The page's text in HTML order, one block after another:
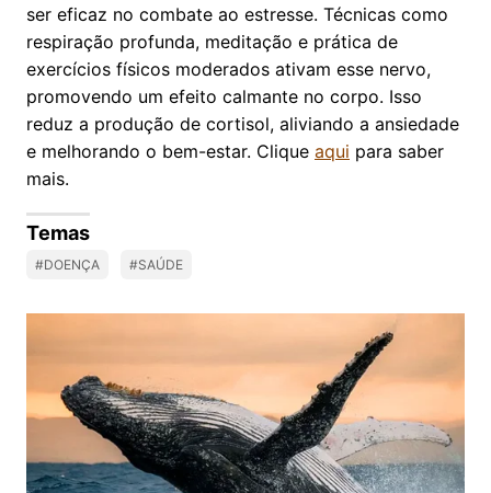
ser eficaz no combate ao estresse. Técnicas como
respiração profunda, meditação e prática de
exercícios físicos moderados ativam esse nervo,
promovendo um efeito calmante no corpo. Isso
reduz a produção de cortisol, aliviando a ansiedade
e melhorando o bem-estar. Clique aqui para saber
mais.
Temas
#DOENÇA #SAÚDE